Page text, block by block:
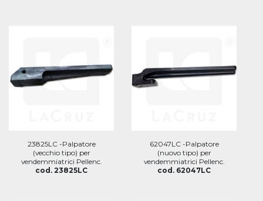
23825LC -Palpatore
(vecchio tipo) per
vendemmiatrici Pellenc.
cod. 23825LC
62047LC -Palpatore
(nuovo tipo) per
vendemmiatrici Pellenc.
cod. 62047LC